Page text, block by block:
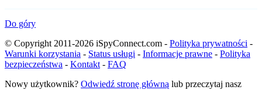
Do góry
© Copyright 2011-2026 iSpyConnect.com - Polityka prywatności -
Warunki korzystania - Status usługi - Informacje prawne - Polityka
bezpieczeństwa - Kontakt - FAQ
Nowy użytkownik? Odwiedź stronę główną lub przeczytaj nasz